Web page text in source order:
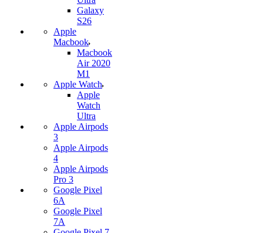
Galaxy
S26
Apple
Macbook
Macbook
Air 2020
M1
Apple Watch
Apple
Watch
Ultra
Apple Airpods
3
Apple Airpods
4
Apple Airpods
Pro 3
Google Pixel
6A
Google Pixel
7А